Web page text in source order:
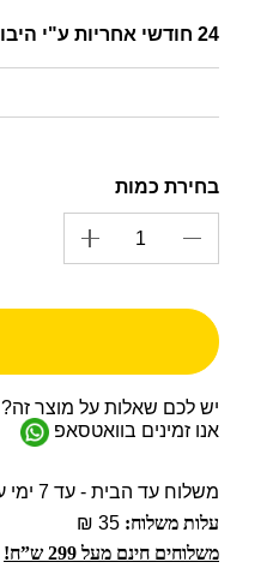
24 חודשי אחריות ע"י היבואן
יש לכם שאלות על מוצר זה?
אנו זמינים בוואטסאפ
משלוח עד הבית - עד 7 ימי עסקים
עלות משלוח:
משלוחים חינם מעל 299 ש”ח!